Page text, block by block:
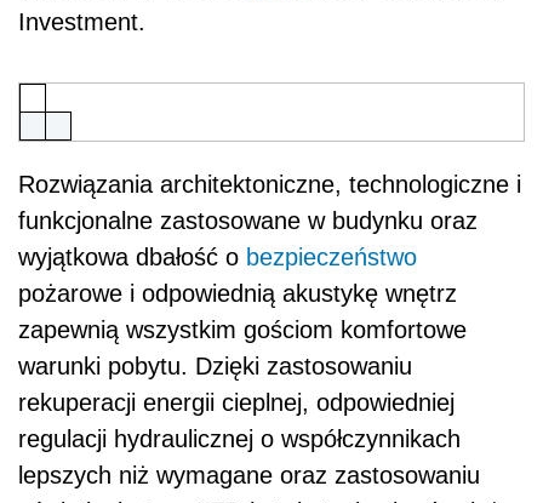
Investment.
Rozwiązania architektoniczne, technologiczne i
funkcjonalne zastosowane w budynku oraz
wyjątkowa dbałość o bezpieczeństwo
pożarowe i odpowiednią akustykę wnętrz
zapewnią wszystkim gościom komfortowe
warunki pobytu. Dzięki zastosowaniu
rekuperacji energii cieplnej, odpowiedniej
regulacji hydraulicznej o współczynnikach
lepszych niż wymagane oraz zastosowaniu